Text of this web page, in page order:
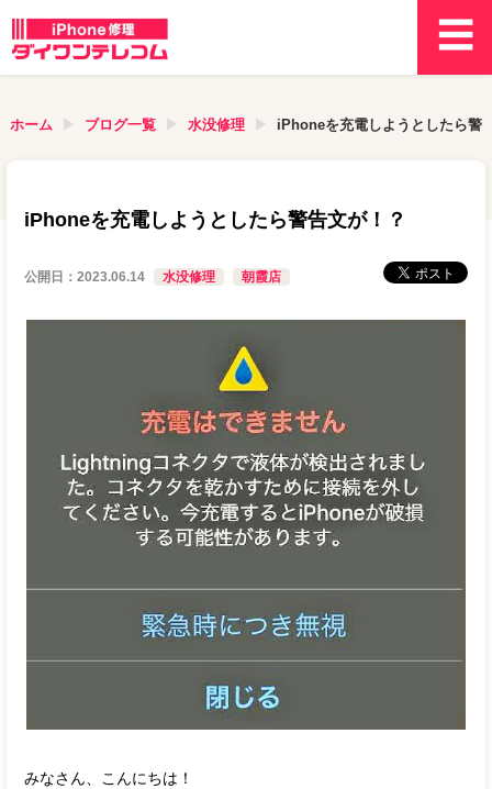
ホーム ブログ一覧 水没修理 iPhoneを充電しようとしたら警
iPhoneを充電しようとしたら警告文が！？
公開日：2023.06.14 水没修理 朝霞店
みなさん、こんにちは！